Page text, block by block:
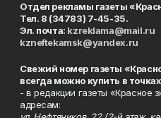
Отдел рекламы газеты
Тел. 8 (34783) 7-45-35.
Эл. почта: kzreklama@mail.ru
kzneftekamsk@yandex.ru
Свежий номер газеты
всегда можно купить в
- в редакции газеты «Красное
адресам: